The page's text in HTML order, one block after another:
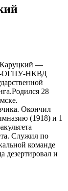
—
ОГПУ-НКВД
28
Окончил
(1918) и 1
Служил по
команде
дезертировал и